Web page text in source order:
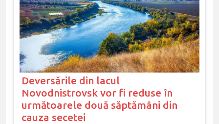
Deversările din lacul
Novodnistrovsk vor fi reduse în
următoarele două săptămâni din
cauza secetei